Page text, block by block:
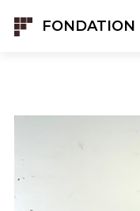
FONDATION